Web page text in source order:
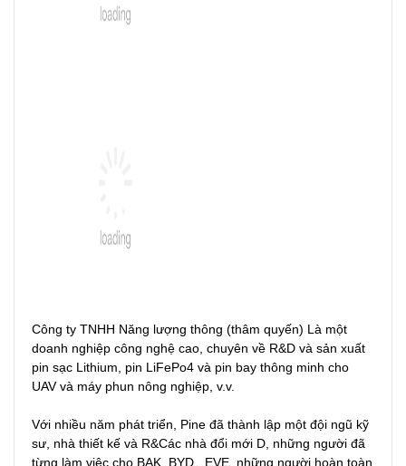
Công ty TNHH Năng lượng thông (thâm quyến) Là một
doanh nghiệp công nghệ cao, chuyên về R&D và sản xuất
pin sạc Lithium, pin LiFePo4 và pin bay thông minh cho
UAV và máy phun nông nghiệp, v.v.
Với nhiều năm phát triển, Pine đã thành lập một đội ngũ kỹ
sư, nhà thiết kế và R&Các nhà đổi mới D, những người đã
từng làm việc cho BAK, BYD , EVE, những người hoàn toàn